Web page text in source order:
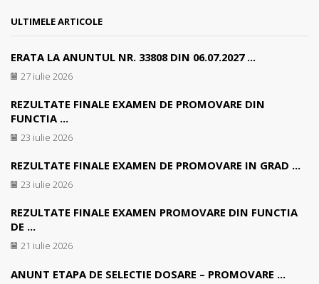
ULTIMELE ARTICOLE
ERATA LA ANUNTUL NR. 33808 DIN 06.07.2027 ...
27 iulie 2026
REZULTATE FINALE EXAMEN DE PROMOVARE DIN
FUNCTIA ...
23 iulie 2026
REZULTATE FINALE EXAMEN DE PROMOVARE IN GRAD ...
23 iulie 2026
REZULTATE FINALE EXAMEN PROMOVARE DIN FUNCTIA
DE ...
21 iulie 2026
ANUNT ETAPA DE SELECTIE DOSARE – PROMOVARE ...